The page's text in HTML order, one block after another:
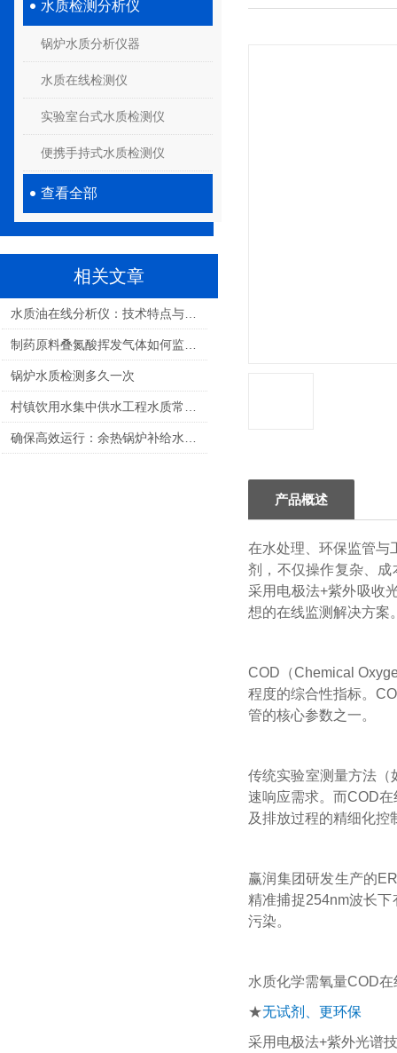
水质检测分析仪
锅炉水质分析仪器
水质在线检测仪
实验室台式水质检测仪
便携手持式水质检测仪
查看全部
相关文章
锅炉水质检测多久一次
产品概述
在水处理、环保监管与
剂，不仅操作复杂、
采用电极法+紫外吸收
想的在线监测解决方案
COD（Chemical
程度的综合性指标。
管的核心参数之一。
传统实验室测量方法（
速响应需求。而COD
及排放过程的精细化控
赢润集团研发生产的
精准捕捉254nm波长
污染。
水质化学需氧量COD
★无试剂、更环保
采用电极法+紫外光谱